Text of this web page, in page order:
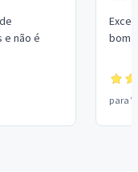
e não é
bom
para